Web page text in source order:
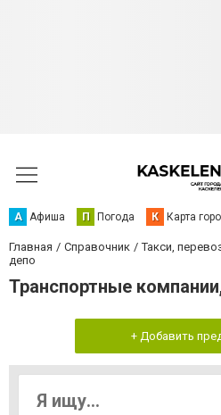
А Афиша П Погода К Карта
Главная Справочник Такси,
депо
Транспортные
+ Добавить